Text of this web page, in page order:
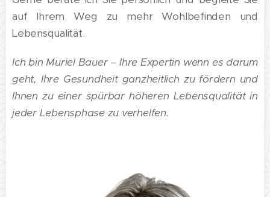
auf Ihrem Weg zu mehr Wohlbefinden und
Lebensqualität.
Ich bin Muriel Bauer – Ihre Expertin wenn es darum
geht, Ihre Gesundheit ganzheitlich zu fördern und
Ihnen zu einer spürbar höheren Lebensqualität in
jeder Lebensphase zu verhelfen.